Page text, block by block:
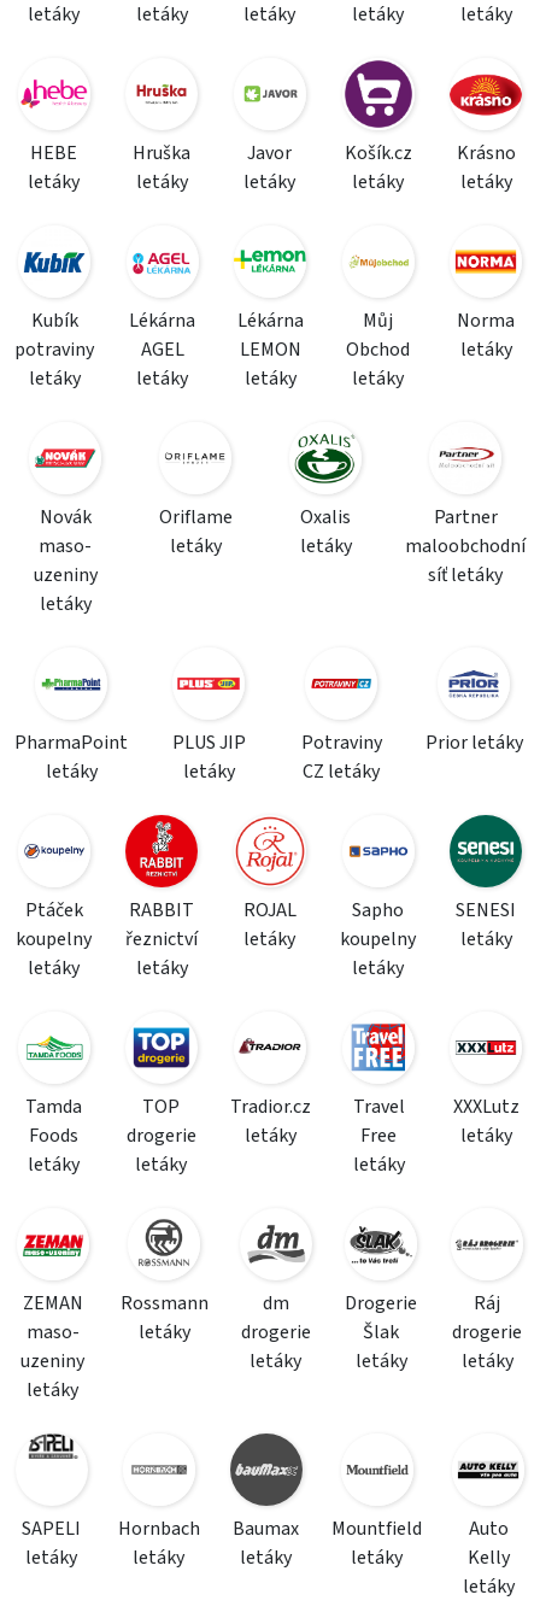
letáky
letáky
letáky
letáky
letáky
HEBE
letáky
Hruška
letáky
Javor
letáky
Košík.cz
letáky
Krásno
letáky
Kubík
potraviny
letáky
Lékárna
AGEL
letáky
Lékárna
LEMON
letáky
Můj
Obchod
letáky
Norma
letáky
Novák
maso-
uzeniny
letáky
Oriflame
letáky
Oxalis
letáky
Partner
maloobchodní
síť letáky
PharmaPoint
letáky
PLUS JIP
letáky
Potraviny
CZ letáky
Prior letáky
Ptáček
koupelny
letáky
RABBIT
řeznictví
letáky
ROJAL
letáky
Sapho
koupelny
letáky
SENESI
letáky
Tamda
Foods
letáky
TOP
drogerie
letáky
Tradior.cz
letáky
Travel
Free
letáky
XXXLutz
letáky
ZEMAN
maso-
uzeniny
letáky
Rossmann
letáky
dm
drogerie
letáky
Drogerie
Šlak
letáky
Ráj
drogerie
letáky
SAPELI
letáky
Hornbach
letáky
Baumax
letáky
Mountfield
letáky
Auto
Kelly
letáky